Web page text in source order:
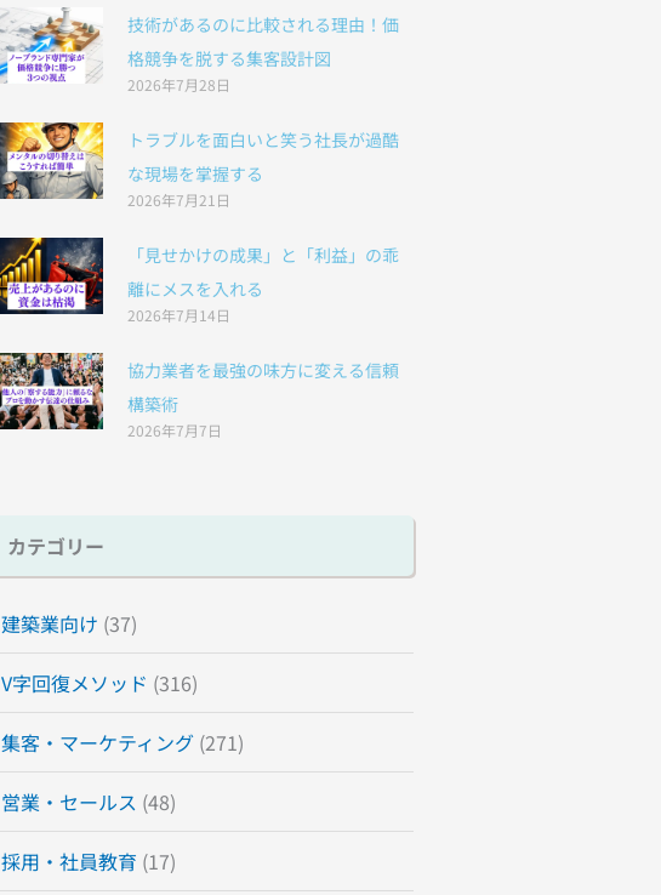
技術があるのに比較される理由！価
格競争を脱する集客設計図
2026年7月28日
トラブルを面白いと笑う社長が過酷
な現場を掌握する
2026年7月21日
「見せかけの成果」と「利益」の乖
離にメスを入れる
2026年7月14日
協力業者を最強の味方に変える信頼
構築術
2026年7月7日
カテゴリー
建築業向け (37)
V字回復メソッド (316)
集客・マーケティング(271)
営業・セールス (48)
採用・社員教育 (17)